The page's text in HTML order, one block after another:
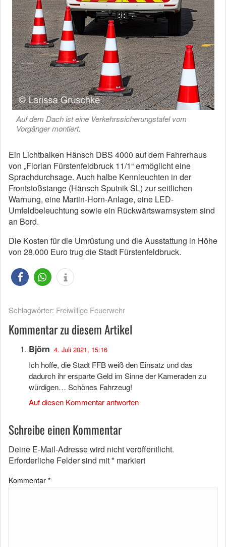
Auf dem Dach ist eine Verkehrssicherungstafel vom
Vorgänger montiert.
Ein Lichtbalken Hänsch DBS 4000 auf dem Fahrerhaus
von „Florian Fürstenfeldbruck 11/1“ ermöglicht eine
Sprachdurchsage. Auch halbe Kennleuchten in der
Frontstoßstange (Hänsch Sputnik SL) zur seitlichen
Warnung, eine Martin-Horn-Anlage, eine LED-
Umfeldbeleuchtung sowie ein Rückwärtswarnsystem sind
an Bord.
Die Kosten für die Umrüstung und die Ausstattung in Höhe
von 28.000 Euro trug die Stadt Fürstenfeldbruck.
Schlagwörter: Freiwillige Feuerwehr
Kommentar zu diesem Artikel
Björn 4. Juli 2021, 15:16
Ich hoffe, die Stadt FFB weiß den Einsatz und das
dadurch ihr ersparte Geld im Sinne der Kameraden zu
würdigen… Schönes Fahrzeug!
Auf diesen Kommentar antworten
Schreibe einen Kommentar
Deine E-Mail-Adresse wird nicht veröffentlicht.
Erforderliche Felder sind mit* markiert
Kommentar *